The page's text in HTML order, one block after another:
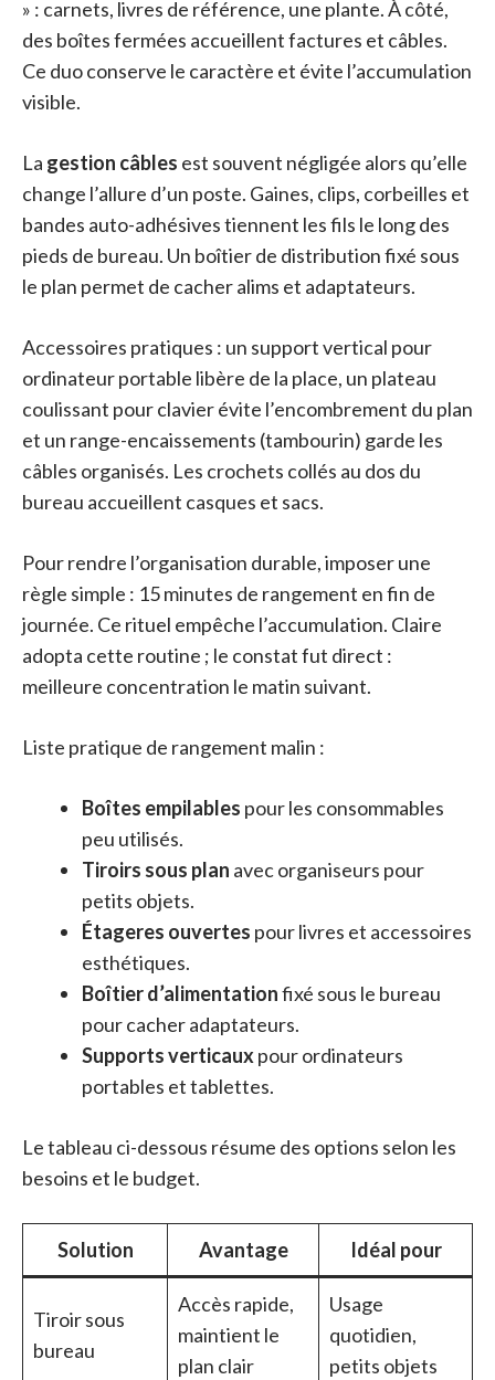
» : carnets, livres de référence, une plante. À côté,
des boîtes fermées accueillent factures et câbles.
Ce duo conserve le caractère et évite l’accumulation
visible.
La gestion câbles est souvent négligée alors qu’elle
change l’allure d’un poste. Gaines, clips, corbeilles et
bandes auto-adhésives tiennent les fils le long des
pieds de bureau. Un boîtier de distribution fixé sous
le plan permet de cacher alims et adaptateurs.
Accessoires pratiques : un support vertical pour
ordinateur portable libère de la place, un plateau
coulissant pour clavier évite l’encombrement du plan
et un range-encaissements (tambourin) garde les
câbles organisés. Les crochets collés au dos du
bureau accueillent casques et sacs.
Pour rendre l’organisation durable, imposer une
règle simple : 15 minutes de rangement en fin de
journée. Ce rituel empêche l’accumulation. Claire
adopta cette routine ; le constat fut direct :
meilleure concentration le matin suivant.
Liste pratique de rangement malin :
Boîtes empilables pour les consommables
peu utilisés.
Tiroirs sous plan avec organiseurs pour
petits objets.
Étageres ouvertes pour livres et accessoires
esthétiques.
Boîtier d’alimentationfixé sous le bureau
pour cacher adaptateurs.
Supports verticaux pour ordinateurs
portables et tablettes.
Le tableau ci-dessous résume des options selon les
besoins et le budget.
Solution Avantage Idéal pour
Tiroir sous
bureau
Accès rapide,
maintient le
plan clair
Usage
quotidien,
petits objets